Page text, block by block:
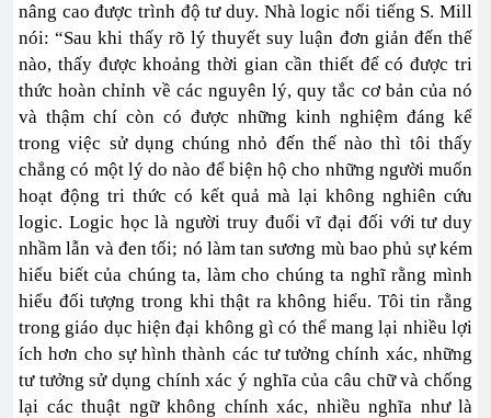
nâng cao được trình độ tư duy. Nhà logic nổi tiếng S. Mill
nói: “Sau khi thấy rõ lý thuyết suy luận đơn giản đến thế
nào, thấy được khoảng thời gian cần thiết để có được tri
thức hoàn chỉnh về các nguyên lý, quy tắc cơ bản của nó
và thậm chí còn có được những kinh nghiệm đáng kể
trong việc sử dụng chúng nhỏ đến thế nào thì tôi thấy
chẳng có một lý do nào để biện hộ cho những người muốn
hoạt động tri thức có kết quả mà lại không nghiên cứu
logic. Logic học là người truy đuổi vĩ đại đối với tư duy
nhầm lẫn và đen tối; nó làm tan sương mù bao phủ sự kém
hiểu biết của chúng ta, làm cho chúng ta nghĩ rằng mình
hiểu đối tượng trong khi thật ra không hiểu. Tôi tin rằng
trong giáo dục hiện đại không gì có thể mang lại nhiều lợi
ích hơn cho sự hình thành các tư tưởng chính xác, những
tư tưởng sử dụng chính xác ý nghĩa của câu chữ và chống
lại các thuật ngữ không chính xác, nhiều nghĩa như là